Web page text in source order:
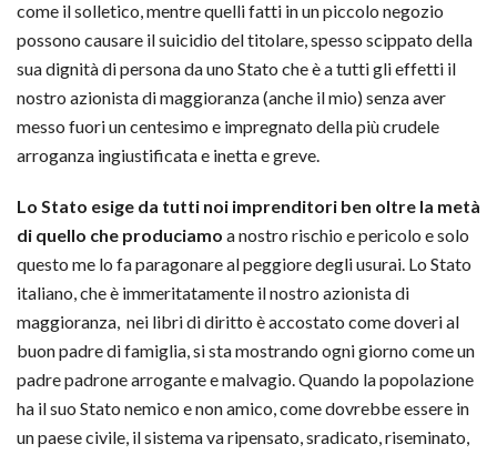
come il solletico, mentre quelli fatti in un piccolo negozio
possono causare il suicidio del titolare, spesso scippato della
sua dignità di persona da uno Stato che è a tutti gli effetti il
nostro azionista di maggioranza (anche il mio) senza aver
messo fuori un centesimo e impregnato della più crudele
arroganza ingiustificata e inetta e greve.
Lo Stato esige da tutti noi imprenditori ben oltre la metà
di quello che produciamo a nostro rischio e pericolo e solo
questo me lo fa paragonare al peggiore degli usurai. Lo Stato
italiano, che è immeritatamente il nostro azionista di
maggioranza, nei libri di diritto è accostato come doveri al
buon padre di famiglia, si sta mostrando ogni giorno come un
padre padrone arrogante e malvagio. Quando la popolazione
ha il suo Stato nemico e non amico, come dovrebbe essere in
un paese civile, il sistema va ripensato, sradicato, riseminato,